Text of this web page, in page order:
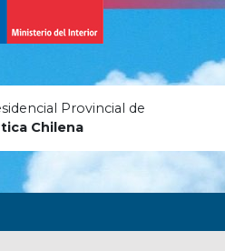
Provincial de
Chilena